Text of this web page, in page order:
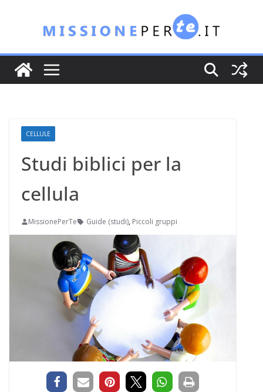
contenuto
CELLULE
Studi biblici per la
cellula
MissionePerTe Guide (studi), Piccoli gruppi